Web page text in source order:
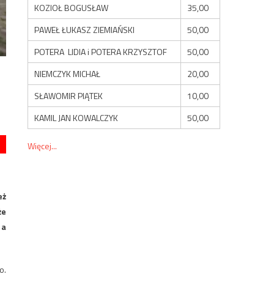
KOZIOŁ BOGUSŁAW
35,00
PAWEŁ ŁUKASZ ZIEMIAŃSKI
50,00
POTERA LIDIA i POTERA KRZYSZTOF
50,00
NIEMCZYK MICHAŁ
20,00
SŁAWOMIR PIĄTEK
10,00
KAMIL JAN KOWALCZYK
50,00
Więcej...